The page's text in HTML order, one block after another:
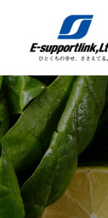
サー
生鮮
イー
業務
農産
イー
トップ
経営
コー
企業
企業概
事業所
関係
これ
IR情
IRニュ
IRカ
IRラ